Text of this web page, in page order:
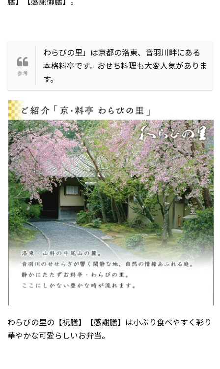
わらびの里」は京都の洛東、音羽川畔にある
本格料亭です。おせち料理も大変人気がありま
す。
わらびの里の【祝膳】【感謝膳】は小ぶり食べやすく彩り
華やかな可愛らしいお弁当。